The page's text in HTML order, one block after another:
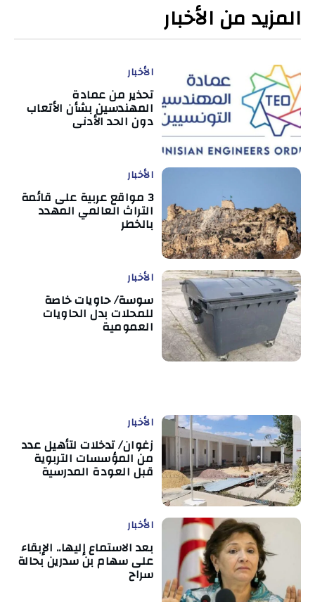
المزيد من الأخبار
الأخبار
تحذير من عمادة
المهندسين بشأن الأتعاب
دون الحد الأدنى
الأخبار
3 مواقع عربية على قائمة
التراث العالمي المهدد
بالخطر
الأخبار
سوسة/ حاويات خاصة
للمحلات بدل الحاويات
العمومية
الأخبار
زغوان/ تدخلات لتأهيل عدد
من المؤسسات التربوية
قبل العودة المدرسية
الأخبار
بعد الاستماع إليها.. الإبقاء
على سهام بن سدرين بحالة
سراح